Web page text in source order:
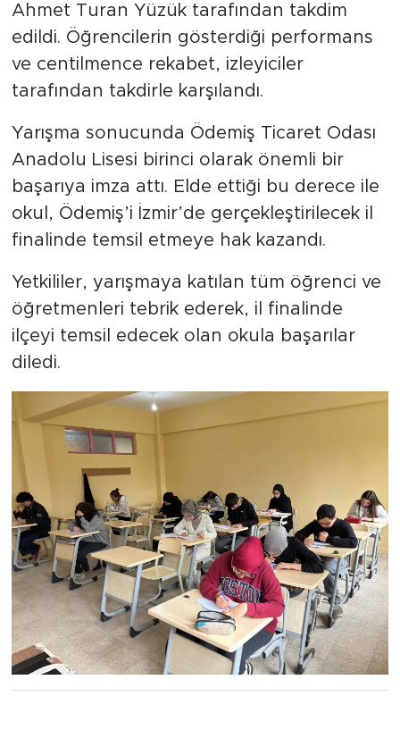
Ahmet Turan Yüzük tarafından takdim
edildi. Öğrencilerin gösterdiği performans
ve centilmence rekabet, izleyiciler
tarafından takdirle karşılandı.
Yarışma sonucunda Ödemiş Ticaret Odası
Anadolu Lisesi birinci olarak önemli bir
başarıya imza attı. Elde ettiği bu derece ile
okul, Ödemiş’i İzmir’de gerçekleştirilecek il
finalinde temsil etmeye hak kazandı.
Yetkililer, yarışmaya katılan tüm öğrenci ve
öğretmenleri tebrik ederek, il finalinde
ilçeyi temsil edecek olan okula başarılar
diledi.